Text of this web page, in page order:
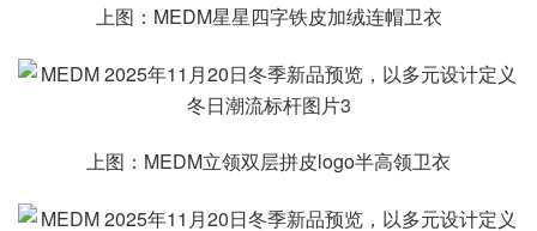
上图：MEDM星星四字铁皮加绒连帽卫衣
上图：MEDM立领双层拼皮logo半高领卫衣